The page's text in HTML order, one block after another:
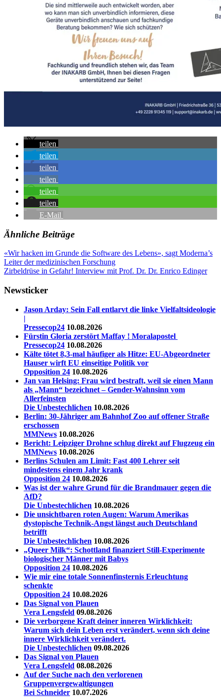
teilen
teilen
teilen
teilen
teilen
teilen
E-Mail
Ähnliche Beiträge
BundesverfassungsgerichtBürgernummer Datenschutz
BürgerHütchenspielerIdentifikationsnummer
IDverfassungswidrigVokszählung
Beitragsnavigation
Vorheriger
Beitrag:
«Wir hacken im Grunde die Software des Lebens», sagt Moderna’s
Leiter der medizinischen Forschung
Nächster
Zirbeldrüse in Gefahr! Interview mit Prof. Dr. Dr. Enrico Edinger
Newsticker
Jason Arday: Sein Fall entlarvt die linke Vielfaltsideologie
|
Pressecop24 10.08.2026
Fürstin Gloria zerstört Maffay ! Moralapostel
Pressecop24 10.08.2026
Kälte tötet 8,3-mal häufiger als Hitze: EU-Abgeordneter
Hauser wirft EU einseitige Politik vor
Opposition 24 10.08.2026
Jan van Helsing: Frau wird bestraft, weil sie einen Mann
als „Mann“ bezeichnet – Gender-Wahnsinn vom
Allerfeinsten
Die Unbestechlichen 10.08.2026
Berlin: 30-Jähriger am Bahnhof Zoo auf offener Straße
erschossen
MMNews 10.08.2026
Bericht: Leipziger Drohne schlug direkt auf Flugzeug ein
MMNews 10.08.2026
Berlins Schulen am Limit: Fast 400 Lehrer seit
mindestens einem Jahr krank
Opposition 24 10.08.2026
Was ist der wahre Grund für die Brandmauer gegen die
AfD?
Die Unbestechlichen 10.08.2026
Die unsichtbaren roten Augen: Warum Amerikas
dystopische Technik-Angst längst auch Deutschland
betrifft
Die Unbestechlichen 10.08.2026
„Queer Milk“: Schottland finanziert Still-Experimente
biologischer Männer mit Babys
Opposition 24 10.08.2026
Wie mir eine totale Sonnenfinsternis Erleuchtung
schenkte
Opposition 24 10.08.2026
Das Signal von Plauen
Vera Lengsfeld 09.08.2026
Die verborgene Kraft deiner inneren Wirklichkeit:
Warum sich dein Leben erst verändert, wenn sich deine
innere Wirklichkeit verändert.
Die Unbestechlichen 09.08.2026
Das Signal von Plauen
Vera Lengsfeld 08.08.2026
Auf der Suche nach den verlorenen
Gruppenvergewaltigungen
Bei Schneider 10.07.2026